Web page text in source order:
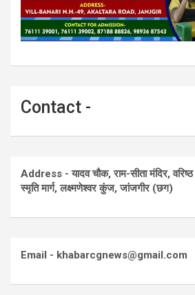
Contact -
Address - यादव चौक, राम-सीता मंदिर, वरिष्ठ
स्मृति मार्ग, लक्ष्मणेश्वर कुंज, जांजगीर (छग)
Email - khabarcgnews@gmail.com